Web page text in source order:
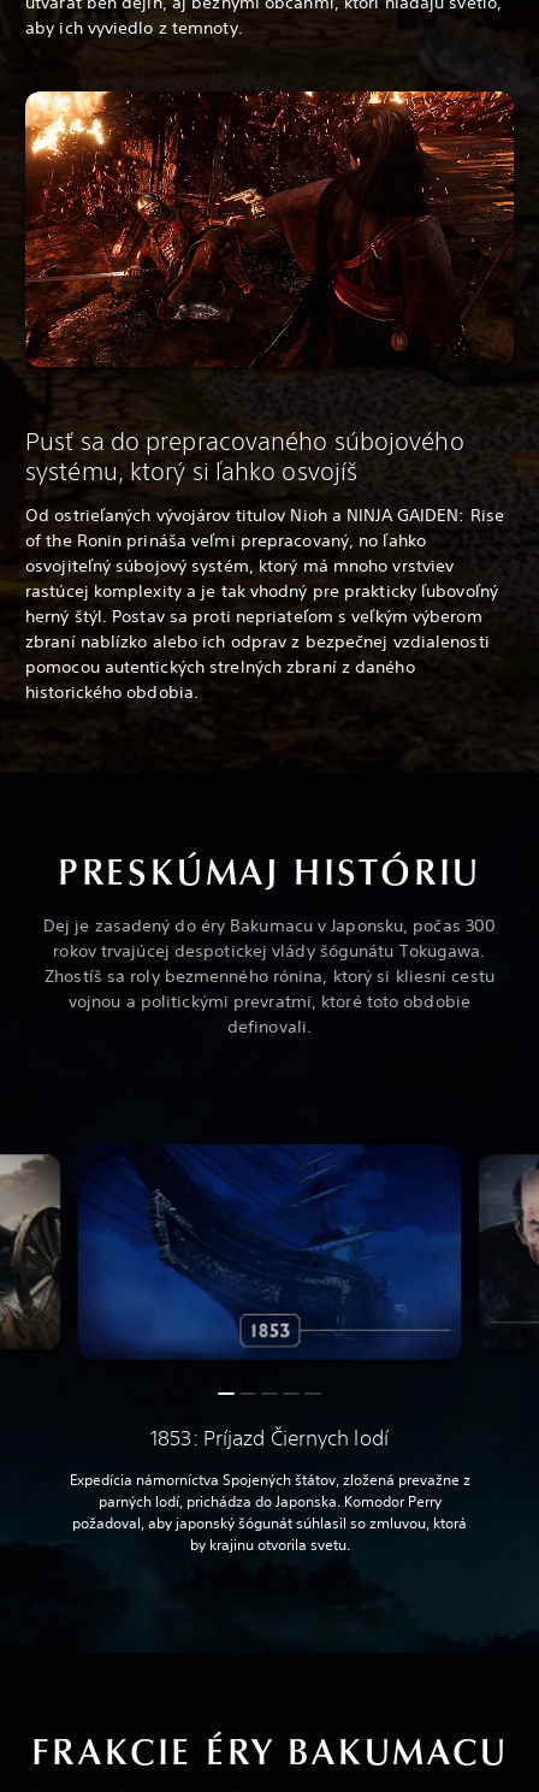
aby ich vyviedlo z temnoty.
Pusť sa do prepracovaného súbojového
systému, ktorý si ľahko osvojíš
Od ostrieľaných vývojárov titulov Nioh a NINJA GAIDEN: Rise
of the Ronin prináša veľmi prepracovaný, no ľahko
osvojiteľný súbojový systém, ktorý má mnoho vrstviev
rastúcej komplexity a je tak vhodný pre prakticky ľubovoľný
herný štýl. Postav sa proti nepriateľom s veľkým výberom
zbraní nablízko alebo ich odprav z bezpečnej vzdialenosti
pomocou autentických strelných zbraní z daného
historického obdobia.
PRESKÚMAJ HISTÓRIU
Dej je zasadený do éry Bakumacu v Japonsku, počas 300
rokov trvajúcej despotickej vlády šógunátu Tokugawa.
Zhostíš sa roly bezmenného rónina, ktorý si kliesni cestu
vojnou a politickými prevratmi, ktoré toto obdobie
definovali.
1853: Príjazd Čiernych lodí
Expedícia námorníctva Spojených štátov, zložená prevažne z
parných lodí, prichádza do Japonska. Komodor Perry
požadoval, aby japonský šógunát súhlasil so zmluvou, ktorá
by krajinu otvorila svetu.
FRAKCIE ÉRY BAKUMACU